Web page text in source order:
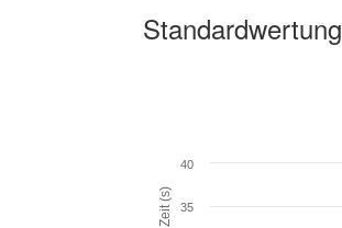
Standardwertung
Zeit (s) 35
40